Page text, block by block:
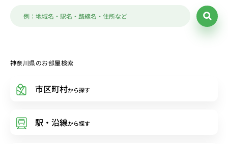
神奈川県のお部屋検索
市区町村から探す
駅・沿線から探す